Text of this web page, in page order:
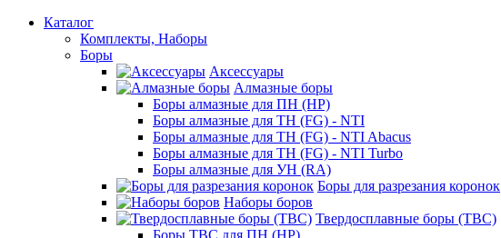
Каталог
Комплекты, Наборы
Боры
Аксессуары
Алмазные боры
Боры алмазные для ПН (HP)
Боры алмазные для ТН (FG) - NTI
Боры алмазные для ТН (FG) - NTI Abacus
Боры алмазные для ТН (FG) - NTI Turbo
Боры алмазные для УН (RA)
Боры для разрезания коронок
Наборы боров
Твердосплавные боры (ТВС)
Боры ТВС для ПН (HP)